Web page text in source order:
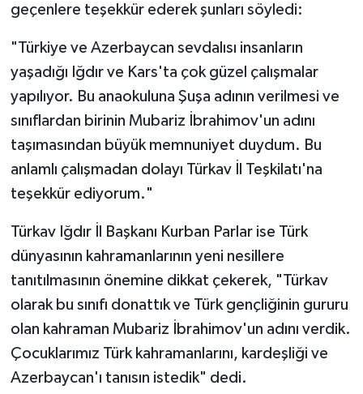
geçenlere teşekkür ederek şunları söyledi:
"Türkiye ve Azerbaycan sevdalısı insanların
yaşadığı Iğdır ve Kars'ta çok güzel çalışmalar
yapılıyor. Bu anaokuluna Şuşa adının verilmesi ve
sınıflardan birinin Mubariz İbrahimov'un adını
taşımasından büyük memnuniyet duydum. Bu
anlamlı çalışmadan dolayı Türkav İl Teşkilatı'na
teşekkür ediyorum."
Türkav Iğdır İl Başkanı Kurban Parlar ise Türk
dünyasının kahramanlarının yeni nesillere
tanıtılmasının önemine dikkat çekerek, "Türkav
olarak bu sınıfı donattık ve Türk gençliğinin gururu
olan kahraman Mubariz İbrahimov'un adını verdik.
Çocuklarımız Türk kahramanlarını, kardeşliği ve
Azerbaycan'ı tanısın istedik" dedi.